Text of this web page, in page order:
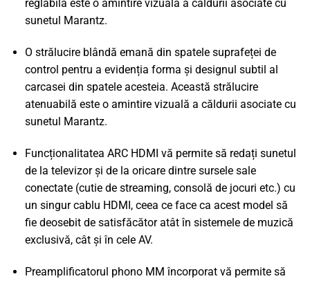
reglabilă este o amintire vizuală a căldurii asociate cu
sunetul Marantz.
O strălucire blândă emană din spatele suprafeței de
control pentru a evidenția forma și designul subtil al
carcasei din spatele acesteia. Această strălucire
atenuabilă este o amintire vizuală a căldurii asociate cu
sunetul Marantz.
Funcționalitatea ARC HDMI vă permite să redați sunetul
de la televizor și de la oricare dintre sursele sale
conectate (cutie de streaming, consolă de jocuri etc.) cu
un singur cablu HDMI, ceea ce face ca acest model să
fie deosebit de satisfăcător atât în sistemele de muzică
exclusivă, cât și în cele AV.
Preamplificatorul phono MM încorporat vă permite să